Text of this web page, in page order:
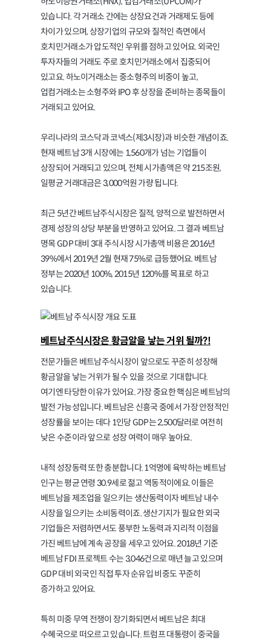
있습니다. 각 거래소 간에는 상장요건과 거래제도 등에
차이가 있으며, 상장기업의 규모와 질적인 측면에서
호치민거래소가 압도적인 우위를 점하고 있어요. 외국인
투자자들의 거래도 주로 호치민거래소에서 집중되어
있고요. 하노이거래소는 중소형주의 비중이 높고,
업컴거래소는 소형주와 IPO 후 상장을 준비하는 종목들이
거래되고 있어요.
우리나라의 코스닥과 코넥스(제3시장)과 비슷한 개념이죠.
현재 베트남 3개 시장에는 1,560개가 넘는 기업들이
상장되어 거래되고 있으며, 전체 시가총액은 약 215조원,
일평균 거래대금은 3,000억원 가량 됩니다.
최근 5년간 베트남주식시장은 질적, 양적으로 발전하면서
경제 성장의 상당 부분을 반영하고 있어요. 그 결과 베트남
명목 GDP 대비 3대 주식시장 시가총액 비용은 2016년
39%에서 2019년 2월 현재 75%로 급등했어요. 베트남
정부는 2020년 100%, 2015년 120%를 목표로 하고
있습니다.
베트남주식시장은 황금알을 낳는 거위 될까?!
전문가들은 베트남주식시장이 앞으로도 꾸준히 성장해
황금알을 낳는 거위가 될 수 있을 것으로 기대합니다.
여기엔 타당한 이유가 있어요. 가장 중요한 핵심은 베트남의
발전 가능성입니다. 베트남은 신흥국 중에서 가장 안정적인
성장률을 보이는 데다 1인당 GDP는 2,500달러로 여전히
낮은 수준이라 앞으로 성장 여력이 매우 높아요.
내적 성장동력 또한 충분합니다. 1억명에 육박하는 베트남
인구는 평균 연령 30.9세로 젊고 역동적이에요. 이들은
베트남을 제조업을 일으키는 생산동력이자 베트남 내수
시장을 일으키는 소비동력이죠. 생산기지가 필요한 외국
기업들은 저렴하면서도 풍부한 노동력과 지리적 이점을
가진 베트남에 계속 공장을 세우고 있어요. 2018년 기준
베트남 FDI 프로젝트 수는 3,046건으로 매년 늘고 있으며
GDP 대비 외국인 직접 투자 순유입 비중도 꾸준히
증가하고 있어요.
특히 미중 무역 전쟁이 장기화되면서 베트남은 최대
수혜국으로 떠오르고 있습니다. 트럼프 대통령이 중국을